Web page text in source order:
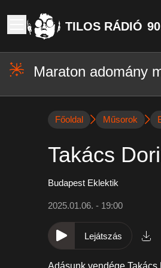
TILOS RÁDIÓ
Maraton adomány
Főoldal Műsorok
Takács
Budapest Eklektik
2025.01.06. - 19:00
Lejátszás
Adásunk vendége Takács